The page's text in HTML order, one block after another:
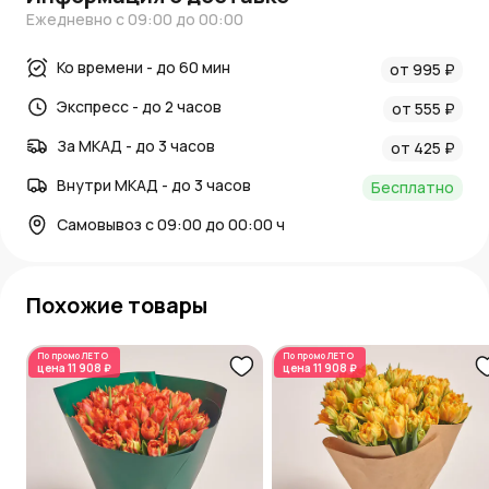
Ежедневно с 09:00 до 00:00
Ко времени - до 60 мин
от 995 ₽
Экспресс - до 2 часов
от 555 ₽
За МКАД - до 3 часов
от 425 ₽
Внутри МКАД - до 3 часов
Бесплатно
Самовывоз с 09:00 до 00:00 ч
Похожие товары
По промоЛЕТО
цена 11 908 ₽
По промоЛЕТО
цена 11 908 ₽